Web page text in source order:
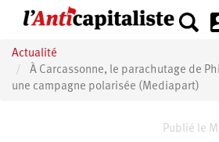
principal
Actualité
À Carcassonne, le parachutage de
une campagne polarisée (Mediapart)
Publié le